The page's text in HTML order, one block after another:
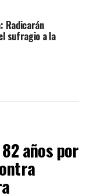
Radicarán
sufragio a la
años por